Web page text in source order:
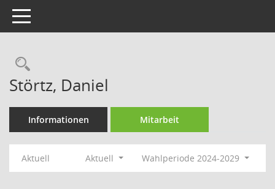
Toggle navigation
Rechercheauswahl
Störtz, Daniel
Informationen Mitarbeit
Aktuell Aktuell Wahlperiode 2024-2029